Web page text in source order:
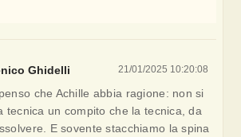
21/01/2025 10:20:08
Ghidelli
che Achille abbia ragione: non si
tecnica un compito che la tecnica, da
E sovente stacchiamo la spina